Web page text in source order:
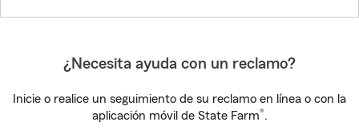
¿Necesita ayuda con un reclamo?
Inicie o realice un seguimiento de su reclamo en línea o con la
aplicación móvil de State Farm®.